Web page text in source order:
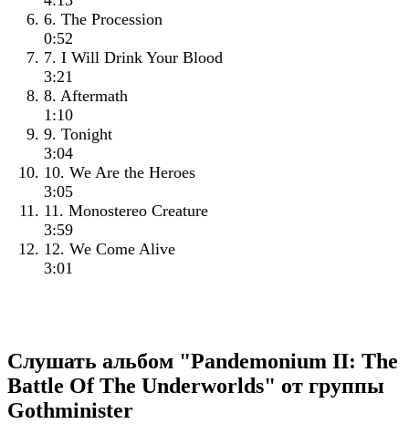
6. The Procession
0:52
7. I Will Drink Your Blood
3:21
8. Aftermath
1:10
9. Tonight
3:04
10. We Are the Heroes
3:05
11. Monostereo Creature
3:59
12. We Come Alive
3:01
Слушать альбом "Pandemonium II: The
Battle Of The Underworlds" от группы
Gothminister